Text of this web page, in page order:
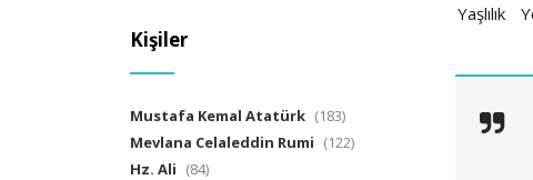
Yaşlılık
Kişiler
Mustafa Kemal Atatürk (183)
Mevlana Celaleddin Rumi (122)
Hz. Ali (84)